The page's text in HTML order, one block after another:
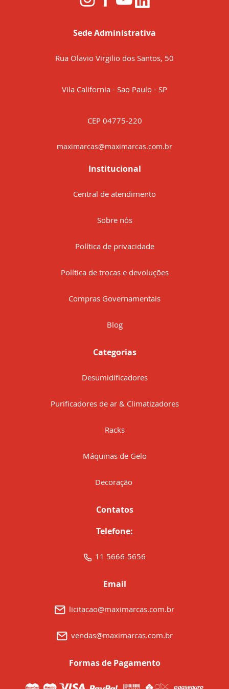
Sede Administrativa
Rua Olavio Virgilio dos Santos, 50
Vila California - Sao Paulo - SP
CEP 04775-220
maximarcas@maximarcas.com.br
Institucional
Central de atendimento
Sobre nós
Política de privacidade
Política de trocas e devoluções
Compras Governamentais
Blog
Categorias
Desumidificadores
Purificadores de ar & Climatizadores
Racks
Máquinas de Gelo
Decoração
Contatos
Telefone:
11 5666-5656
Email
licitacao@maximarcas.com.br
vendas@maximarcas.com.br
Formas de Pagamento